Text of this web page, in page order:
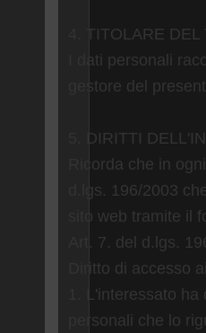
4. TITOLARE
I dati personali
gestore del
5. DIRITTI
Ricorda che in
d.lgs. 196/2003
sito web tramite il
Art. 7. del d.lgs.
Diritto di accesso
1. L'interessato
personali che lo